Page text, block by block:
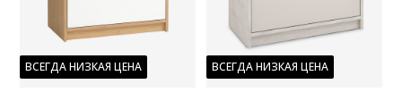
ВСЕГДА НИЗКАЯ ЦЕНА ВСЕГДА НИЗКАЯ ЦЕНА